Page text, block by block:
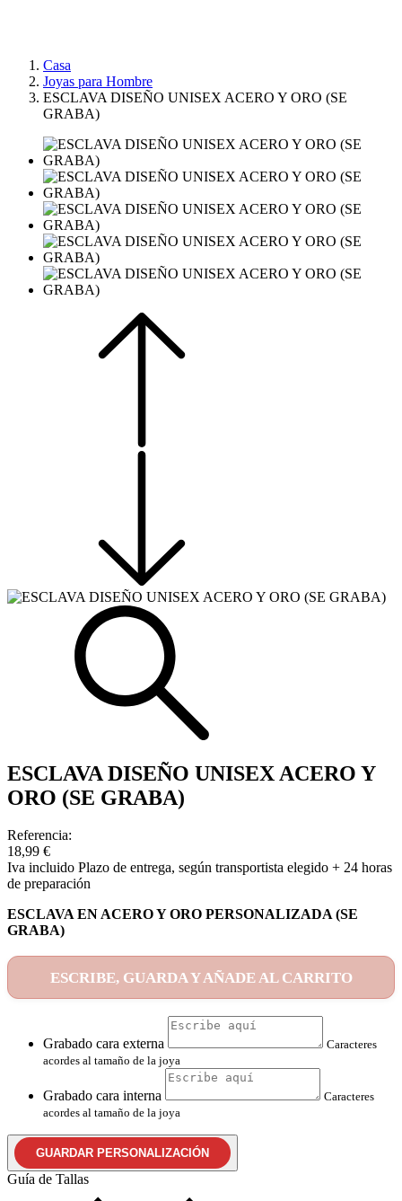
Casa
Joyas para Hombre
ESCLAVA DISEÑO UNISEX ACERO Y ORO (SE
GRABA)
ESCLAVA DISEÑO UNISEX ACERO Y
ORO (SE GRABA)
Referencia:
18,99 €
Iva incluido Plazo de entrega, según transportista elegido + 24 horas
de preparación
ESCLAVA EN ACERO Y ORO PERSONALIZADA (SE
GRABA)
ESCRIBE, GUARDA Y AÑADE AL CARRITO
Grabado cara externa
Caracteres
acordes al tamaño de la joya
Grabado cara interna
Caracteres
acordes al tamaño de la joya
GUARDAR PERSONALIZACIÓN
Guía de Tallas